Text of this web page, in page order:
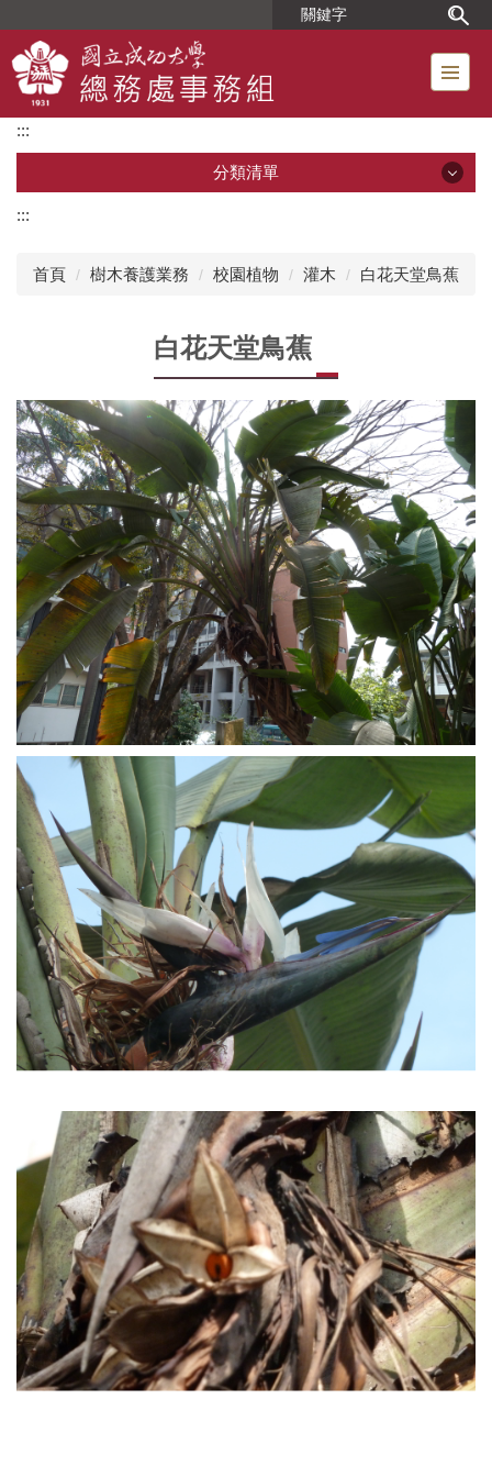
主
要
內
:::
分類清單
組織成員
位置圖
工友人事業務
災害防救業務
交通管理業務
場地管理業務
環境管理業務
樹木養護業務
校園流浪動物
本校公共意外責任險
相關法規
常用表單
本組業務(Q&A)
:::
首頁 樹木養護業務 校園植物 灌木 白花天堂鳥蕉
白花天堂鳥蕉